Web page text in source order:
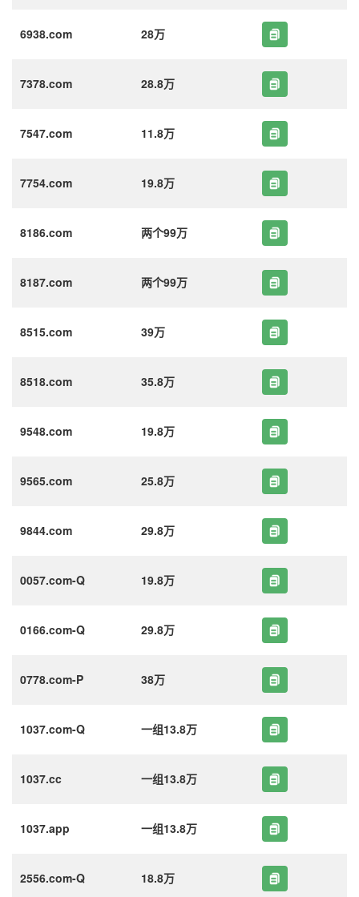
6938.com 28万
7378.com 28.8万
7547.com 11.8万
7754.com 19.8万
8186.com 两个99万
8187.com 两个99万
8515.com 39万
8518.com 35.8万
9548.com 19.8万
9565.com 25.8万
9844.com 29.8万
0057.com-Q 19.8万
0166.com-Q 29.8万
0778.com-P 38万
1037.com-Q 一组13.8万
1037.cc 一组13.8万
1037.app 一组13.8万
2556.com-Q 18.8万